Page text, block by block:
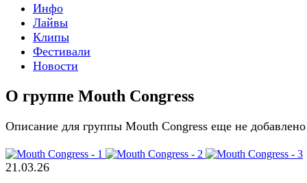
Инфо
Лайвы
Клипы
Фестивали
Новости
О группе Mouth Congress
Описание для группы Mouth Congress еще не добавлено
21.03.26